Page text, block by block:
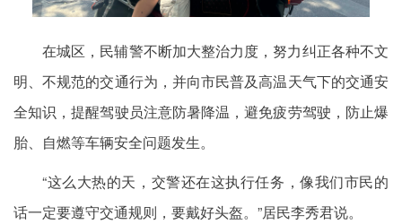
在城区，民辅警不断加大整治力度，努力纠正各种不文
明、不规范的交通行为，并向市民普及高温天气下的交通安
全知识，提醒驾驶员注意防暑降温，避免疲劳驾驶，防止爆
胎、自燃等车辆安全问题发生。
“这么大热的天，交警还在这执行任务，像我们市民的
话一定要遵守交通规则，要戴好头盔。”居民李秀君说。